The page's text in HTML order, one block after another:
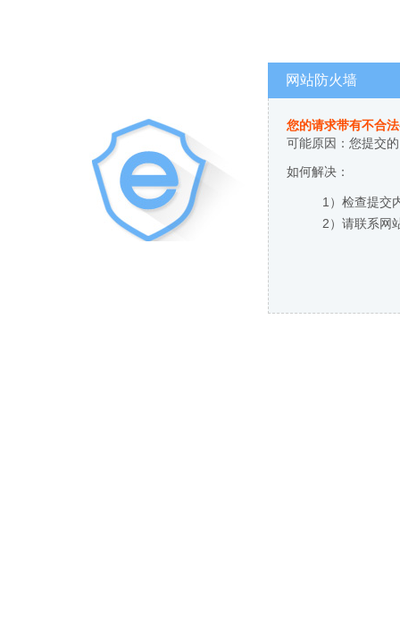
网站防火墙
您的请求带有不合
可能原因：您提交
如何解决：
1）检查提交
2）请联系网